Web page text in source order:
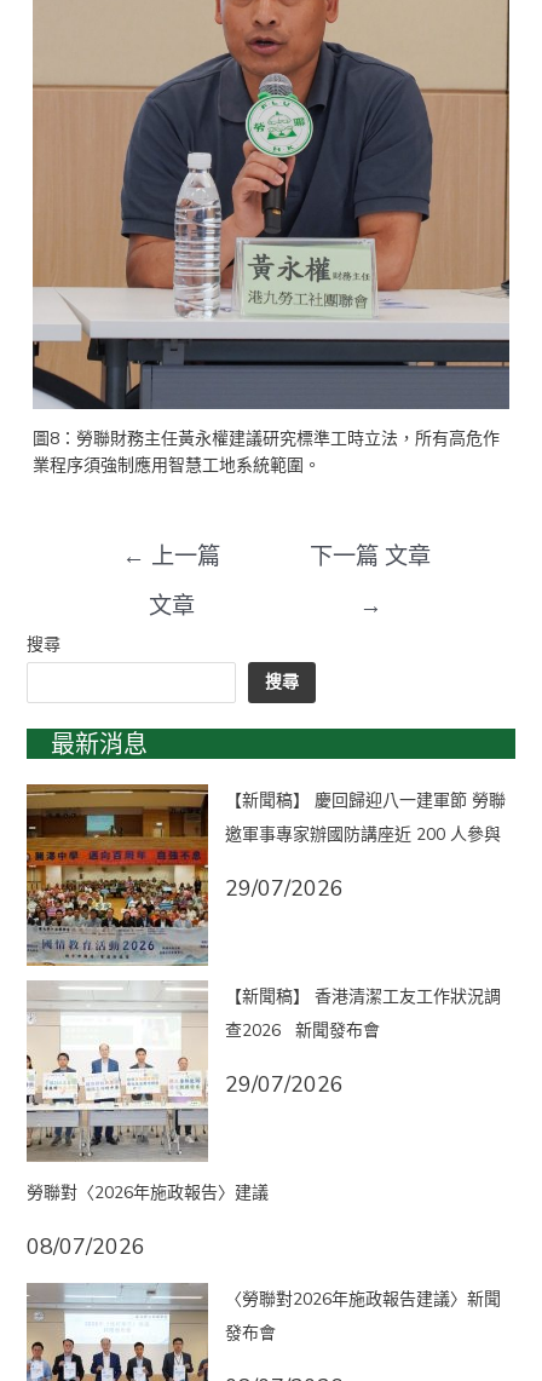
圖8：勞聯財務主任黃永權建議研究標準工時立法，所有高危作
業程序須強制應用智慧工地系統範圍。
← 上一篇
文章
下一篇 文章
→
搜尋
搜尋
最新消息
【新聞稿】 慶回歸迎八一建軍節 勞聯
邀軍事專家辦國防講座近 200 人參與
29/07/2026
【新聞稿】 香港清潔工友工作狀況調
查2026 新聞發布會
29/07/2026
勞聯對〈2026年施政報告〉建議
08/07/2026
〈勞聯對2026年施政報告建議〉新聞
發布會